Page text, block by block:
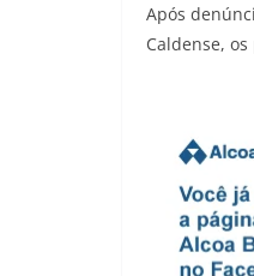
Após
Caldense,